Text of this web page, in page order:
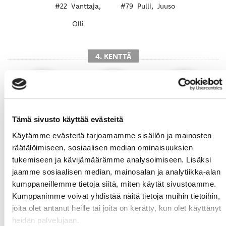
Tämä sivusto käyttää evästeitä
Käytämme evästeitä tarjoamamme sisällön ja mainosten
räätälöimiseen, sosiaalisen median ominaisuuksien
tukemiseen ja kävijämäärämme analysoimiseen. Lisäksi
jaamme sosiaalisen median, mainosalan ja analytiikka-alan
kumppaneillemme tietoja siitä, miten käytät sivustoamme.
Kumppanimme voivat yhdistää näitä tietoja muihin tietoihin,
joita olet antanut heille tai joita on kerätty, kun olet käyttänyt
heidän palvelujaan.
#22 Vanttaja,
Olli
#79 Pulli, Juuso
4. KENTTÄ
#8
Kasper
#18
Viljami